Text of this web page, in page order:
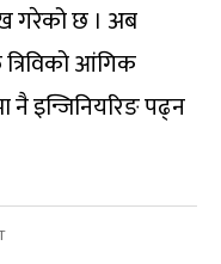
गरेको छ । अब
त्रिविको आंगिक
नै इन्जिनियरिङ पढ्न